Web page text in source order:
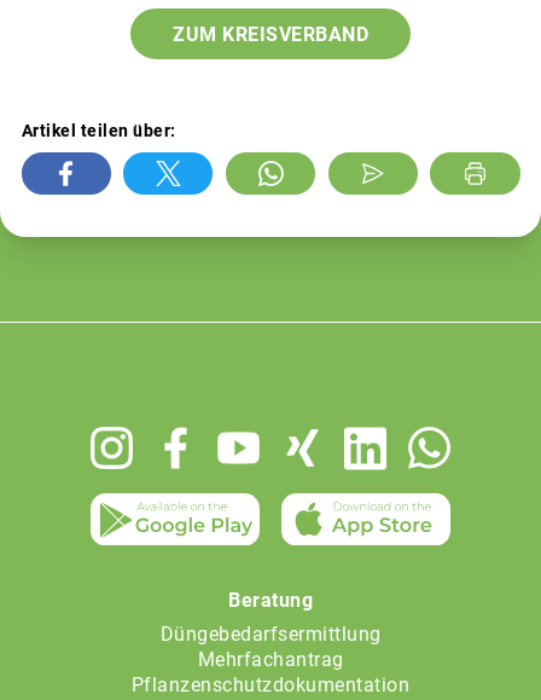
ZUM KREISVERBAND
Artikel teilen über:
Beratung
Düngebedarfsermittlung
Mehrfachantrag
Pflanzenschutzdokumentation